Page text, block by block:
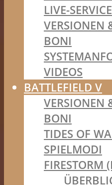
LIVE-
VERSIONEN
BONI
VIDEOS
BATTLEFIELD V
VERSIONEN
BONI
TIDES OF
SPIELMODI
FIRESTORM